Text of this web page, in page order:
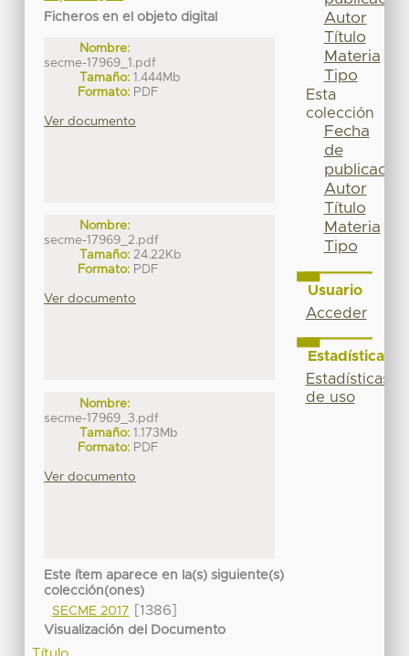
Ficheros en el objeto digital
Nombre:
secme-17969_1.pdf
Tamaño: 1.444Mb
Formato: PDF
Ver documento
Nombre:
secme-17969_2.pdf
Tamaño: 24.22Kb
Formato: PDF
Ver documento
Nombre:
secme-17969_3.pdf
Tamaño: 1.173Mb
Formato: PDF
Ver documento
Este ítem aparece en la(s) siguiente(s)
colección(ones)
SECME 2017
[1386]
Visualización del Documento
Autor
Título
Materia
Tipo
Esta
colección
Fecha
de
publicación
Autor
Título
Materia
Tipo
Usuario
Acceder
Estadísticas
Estadísticas
de uso